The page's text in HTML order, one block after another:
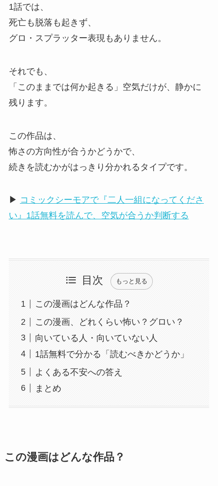
1話では、
死亡も脱落も起きず、
グロ・スプラッター表現もありません。
それでも、
「このままでは何か起きる」空気だけが、静かに
残ります。
この作品は、
怖さの方向性が合うかどうかで、
続きを読むかがはっきり分かれるタイプです。
▶ コミックシーモアで『二人一組になってくださ
い』1話無料を読んで、空気が合うか判断する
目次 もっと見る
この漫画はどんな作品？
この漫画、どれくらい怖い？グロい？
向いている人・向いていない人
1話無料で分かる「読むべきかどうか」
よくある不安への答え
まとめ
この漫画はどんな作品？